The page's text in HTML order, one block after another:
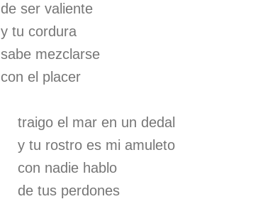
de ser valiente
y tu cordura
sabe mezclarse
con el placer
traigo el mar en un dedal
y tu rostro es mi amuleto
con nadie hablo
de tus perdones